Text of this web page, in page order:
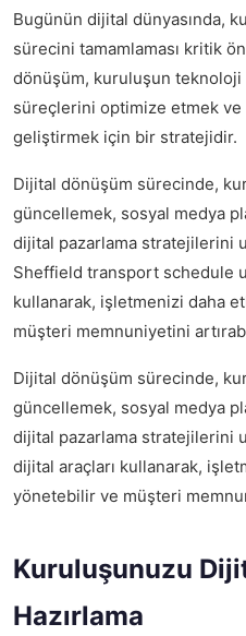
Bugünün dijital dünyasında,
sürecini tamamlaması kritik
dönüşüm, kuruluşun teknoloji
süreçlerini optimize etmek
geliştirmek için bir stratejidir.
Dijital dönüşüm sürecinde,
güncellemek, sosyal medya
dijital pazarlama stratejilerini
Sheffield transport schedule
kullanarak, işletmenizi daha
müşteri memnuniyetini
Dijital dönüşüm sürecinde,
güncellemek, sosyal medya
dijital pazarlama stratejilerini
dijital araçları kullanarak,
yönetebilir ve müşteri
Kuruluşunuzu
Hazırlama